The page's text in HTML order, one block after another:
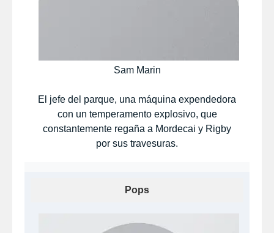
Sam Marin
El jefe del parque, una máquina expendedora
con un temperamento explosivo, que
constantemente regaña a Mordecai y Rigby
por sus travesuras.
Pops